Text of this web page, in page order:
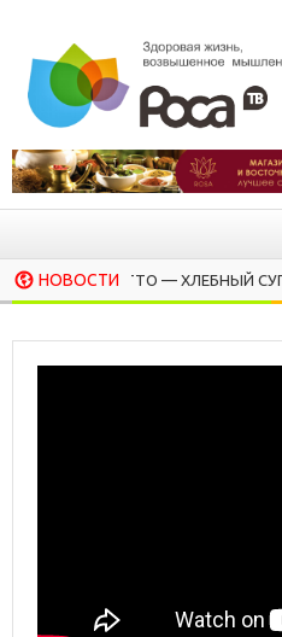
НОВОСТИ
PANCOTTO — ХЛЕБНЫЙ СУП